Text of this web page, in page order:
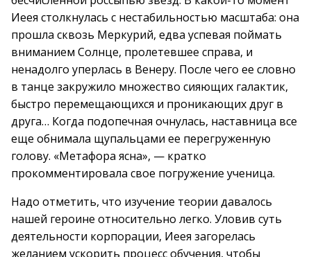
Иеея столкнулась с нестабильностью масштаба: она
прошла сквозь Меркурий, едва успевая поймать
вниманием Солнце, пролетевшее справа, и
ненадолго уперлась в Венеру. После чего ее словно
в танце закружило множество сияющих галактик,
быстро перемещающихся и проникающих друг в
друга… Когда подопечная очнулась, наставница все
еще обнимала щупальцами ее перегруженную
голову. «Метафора ясна», — кратко
прокомментировала свое погружение ученица.
Надо отметить, что изучение теории давалось
нашей героине относительно легко. Уловив суть
деятельности корпорации, Иеея загорелась
желанием ускорить процесс обучения, чтобы